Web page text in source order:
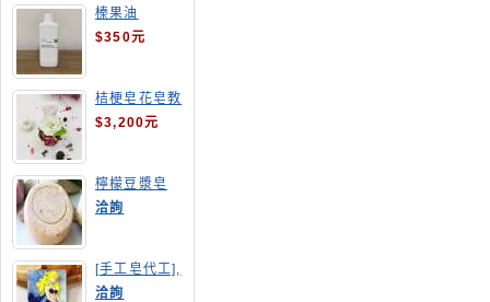
榛果油
$350元
桔梗皂花皂教
學
$3,200元
檸檬豆漿皂
(溫潤手感皂)
洽詢
[手工皂代工],
美人魚手工皂
洽詢